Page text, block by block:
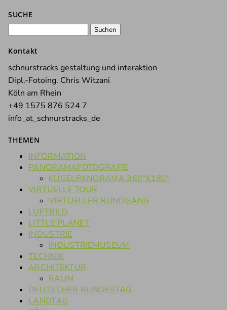
SUCHE
Kontakt
schnurstracks gestaltung und interaktion
Dipl.-Fotoing. Chris Witzani
Köln am Rhein
+49 1575 876 524 7
info_at_schnurstracks_de
THEMEN
INFORMATION
PANORAMAFOTOGRAFIE
KUGELPANORAMA 360°X180°
VIRTUELLE TOUR
VIRTUELLER RUNDGANG
LUFTBILD
LITTLE PLANET
INDUSTRIE
INDUSTRIEMUSEUM
TECHNIK
ARCHITEKTUR
RAUM
DEUTSCHER BUNDESTAG
LANDTAG